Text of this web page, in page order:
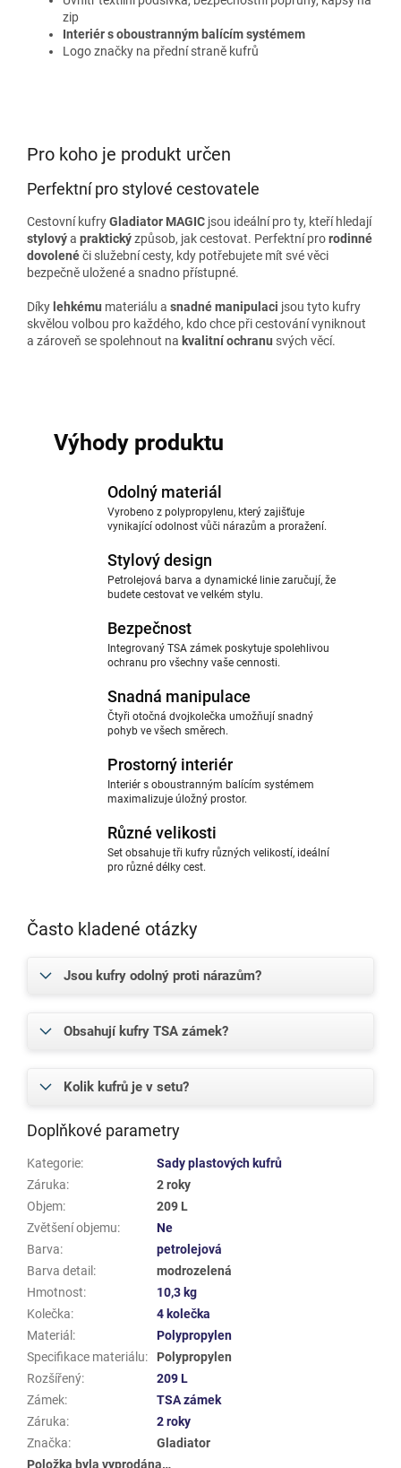
zip
Interiér s oboustranným balícím systémem
Logo značky na přední straně kufrů
Pro koho je produkt určen
Perfektní pro stylové cestovatele
Cestovní kufryGladiator MAGIC jsou ideální pro ty, kteří hledají
stylovýa praktickýzpůsob, jak cestovat. Perfektní prorodinné
dovolenéči služební cesty, kdy potřebujete mít své věci
bezpečně uložené a snadno přístupné.
Díky lehkému materiálu a snadné manipulaci jsou tyto kufry
skvělou volbou pro každého, kdo chce při cestování vyniknout
a zároveň se spolehnout na kvalitní ochranu svých věcí.
Výhody produktu
Odolný materiál
Vyrobeno z polypropylenu, který zajišťuje
vynikající odolnost vůči nárazům a proražení.
Stylový design
Petrolejová barva a dynamické linie zaručují, že
budete cestovat ve velkém stylu.
Bezpečnost
Integrovaný TSA zámek poskytuje spolehlivou
ochranu pro všechny vaše cennosti.
Snadná manipulace
Čtyři otočná dvojkolečka umožňují snadný
pohyb ve všech směrech.
Prostorný interiér
Interiér s oboustranným balícím systémem
maximalizuje úložný prostor.
Různé velikosti
Set obsahuje tři kufry různých velikostí, ideální
pro různé délky cest.
Často kladené otázky
Jsou kufry odolný proti nárazům?
Obsahují kufry TSA zámek?
Kolik kufrů je v setu?
Doplňkové parametry
Kategorie:
Sady plastových kufrů
Záruka:
2 roky
Objem:
209 L
Zvětšení objemu:
Ne
Barva:
petrolejová
Barva detail :
modrozelená
Hmotnost:
10,3 kg
Kolečka:
4 kolečka
Materiál :
Polypropylen
Specifikace materiálu:
Polypropylen
Rozšířený:
209 L
Zámek:
TSA zámek
Záruka:
2 roky
Značka:
Gladiator
Položka byla vyprodána…